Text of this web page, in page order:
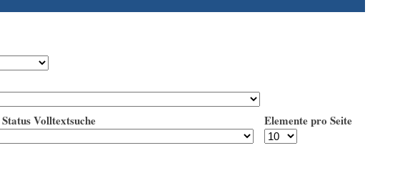
Volltextsuche Elemente pro Seite